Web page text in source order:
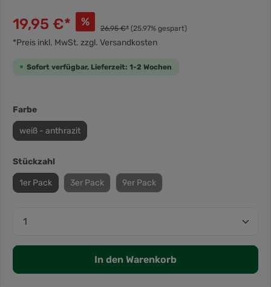
19,95 €* % 26,95 €* (25.97% gespart)
*Preis inkl. MwSt. zzgl. Versandkosten
Sofort verfügbar, Lieferzeit: 1-2 Wochen
Farbe
weiß - anthrazit
Stückzahl
1er Pack 3er Pack 9er Pack
In den Warenkorb